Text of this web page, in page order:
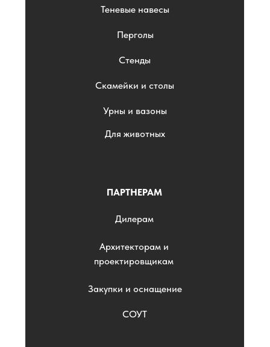
ПАРТНЕРАМ
Архитекторам и
проектировщикам
Дилерам
Закупки и оснащение
СОУТ
Теневые навесы
Перголы
Стенды
Скамейки и столы
Урны и вазоны
Для животных